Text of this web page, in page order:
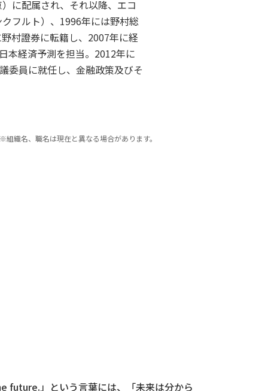
に配属され、それ以降、エコ
フルト）、1996年には野村総
村證券に転籍し、2007年に経
本経済予測を担当。2012年に
委員に就任し、金融政策及びそ
※組織名、職名は現在と異なる場合があります。
future.」という言葉には、「未来は分から